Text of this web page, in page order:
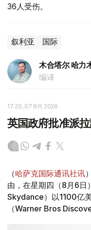
36人受伤。
叙利亚 国际
木合塔尔 哈力
编译
17:20, 07 8月 2026
英国政府批准派
（哈萨克国际通讯社讯
由，在星期四（8月6日
Skydance）以1100亿
（Warner Bros